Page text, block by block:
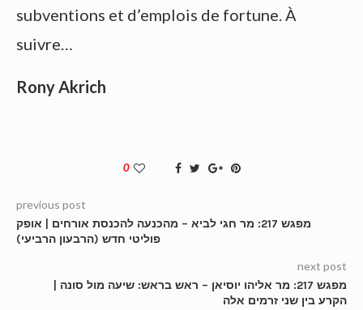
subventions et d’emplois de fortune. À
suivre…
Rony Akrich
0
previous post
מפגש 217: מר חגי לביא – מהכנעה להכנסת אורחים | אופק
פוליטי חדש (הרבעון הרביעי)
next post
מפגש 217: מר אליהו יוסיאן – ראש בראש: שיעה מול סונה |
הקרע בין שני זרמים אלה